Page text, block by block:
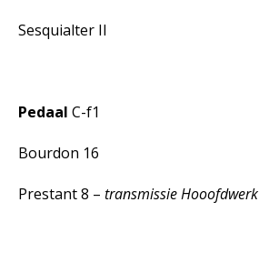
Sesquialter II
Pedaal C-f1
Bourdon 16
Prestant 8 – transmissie Hooofdwerk